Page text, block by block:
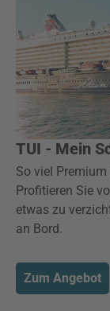
TUI - Mein
So viel
Profitieren Sie
etwas zu
an Bord.
Zum Angebot